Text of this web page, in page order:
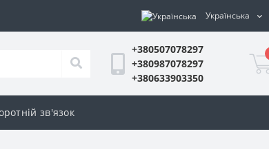
Українська
+380507078297
+380987078297
+380633903350
зв'язок